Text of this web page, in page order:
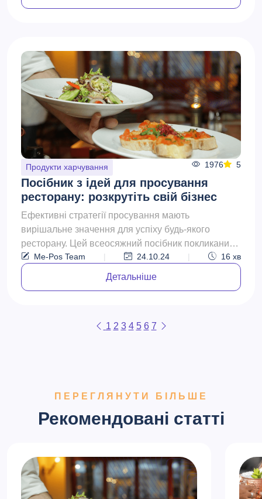
Продукти харчування 1976 5
Посібник з ідей для просування
ресторану: розкрутіть свій бізнес
Ефективні стратегії просування мають
вирішальне значення для успіху будь-якого
ресторану. Цей всеосяжний посібник покликаний
допомогти власникам та ке...
Me-Pos Team | 24.10.24 | 16 хв
Детальніше
1 2 3 4 5 6 7
ПЕРЕГЛЯНУТИ БІЛЬШЕ
Рекомендовані статті